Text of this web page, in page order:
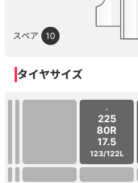
スペア 10
タイヤサイズ
-
225
80R
17.5
123/122L